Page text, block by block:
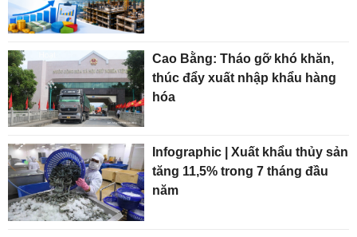
Cao Bằng: Tháo gỡ khó khăn,
thúc đẩy xuất nhập khẩu hàng
hóa
Infographic | Xuất khẩu thủy sản
tăng 11,5% trong 7 tháng đầu
năm